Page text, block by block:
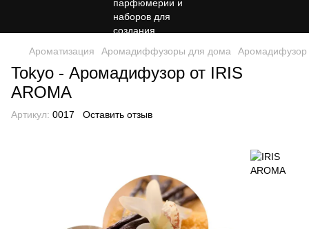
Ароматизация Аромадиффузоры для дома Аромадифузор
Tokyo - Аромадифузор от IRIS
AROMA
Артикул: 0017 Оставить отзыв